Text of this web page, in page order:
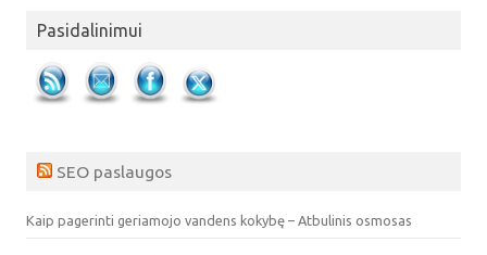
Pasidalinimui
SEO paslaugos
Kaip pagerinti geriamojo vandens kokybę – Atbulinis osmosas